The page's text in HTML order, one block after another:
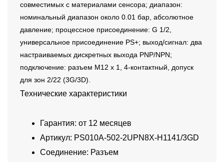
совместимых с материалами сенсора; диапазон:
номинальный диапазон около 0.01 бар, абсолютное
давление; процессное присоединение: G 1/2,
универсальное присоединение PS+; выход/сигнал: два
настраиваемых дискретных выхода PNP/NPN;
подключение: разъем M12 x 1, 4-контактный, допуск
для зон 2/22 (3G/3D).
Технические характеристики
Гарантия: от 12 месяцев
Артикул: PS010A-502-2UPN8X-H1141/3GD
Соединение: Разъем